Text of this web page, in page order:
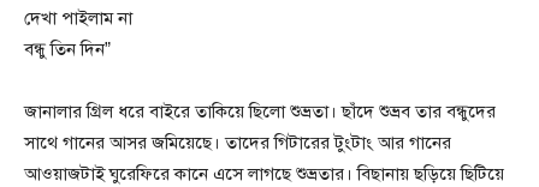
দেখা পাইলাম না
বন্ধু তিন দিন”
জানালার গ্রিল ধরে বাইরে তাকিয়ে ছিলো শুভ্রতা। ছাঁদে শুভ্রব তার বন্ধুদের
সাথে গানের আসর জমিয়েছে। তাদের গিটারের টুংটাং আর গানের
আওয়াজটাই ঘুরেফিরে কানে এসে লাগছে শুভ্রতার। বিছানায় ছড়িয়ে ছিটিয়ে